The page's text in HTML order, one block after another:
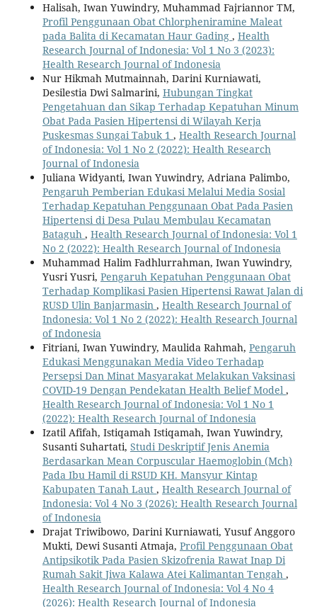
Halisah, Iwan Yuwindry, Muhammad Fajriannor TM,
Profil Penggunaan Obat Chlorpheniramine Maleat
pada Balita di Kecamatan Haur Gading , Health
Research Journal of Indonesia: Vol 1 No 3 (2023):
Health Research Journal of Indonesia
Nur Hikmah Mutmainnah, Darini Kurniawati,
Desilestia Dwi Salmarini, Hubungan Tingkat
Pengetahuan dan Sikap Terhadap Kepatuhan Minum
Obat Pada Pasien Hipertensi di Wilayah Kerja
Puskesmas Sungai Tabuk 1 , Health Research Journal
of Indonesia: Vol 1 No 2 (2022): Health Research
Journal of Indonesia
Juliana Widyanti, Iwan Yuwindry, Adriana Palimbo,
Pengaruh Pemberian Edukasi Melalui Media Sosial
Terhadap Kepatuhan Penggunaan Obat Pada Pasien
Hipertensi di Desa Pulau Membulau Kecamatan
Bataguh , Health Research Journal of Indonesia: Vol 1
No 2 (2022): Health Research Journal of Indonesia
Muhammad Halim Fadhlurrahman, Iwan Yuwindry,
Yusri Yusri, Pengaruh Kepatuhan Penggunaan Obat
Terhadap Komplikasi Pasien Hipertensi Rawat Jalan di
RUSD Ulin Banjarmasin , Health Research Journal of
Indonesia: Vol 1 No 2 (2022): Health Research Journal
of Indonesia
Fitriani, Iwan Yuwindry, Maulida Rahmah, Pengaruh
Edukasi Menggunakan Media Video Terhadap
Persepsi Dan Minat Masyarakat Melakukan Vaksinasi
COVID-19 Dengan Pendekatan Health Belief Model ,
Health Research Journal of Indonesia: Vol 1 No 1
(2022): Health Research Journal of Indonesia
Izatil Afifah, Istiqamah Istiqamah, Iwan Yuwindry,
Susanti Suhartati, Studi Deskriptif Jenis Anemia
Berdasarkan Mean Corpuscular Haemoglobin (Mch)
Pada Ibu Hamil di RSUD KH. Mansyur Kintap
Kabupaten Tanah Laut , Health Research Journal of
Indonesia: Vol 4 No 3 (2026): Health Research Journal
of Indonesia
Drajat Triwibowo, Darini Kurniawati, Yusuf Anggoro
Mukti, Dewi Susanti Atmaja, Profil Penggunaan Obat
Antipsikotik Pada Pasien Skizofrenia Rawat Inap Di
Rumah Sakit Jiwa Kalawa Atei Kalimantan Tengah ,
Health Research Journal of Indonesia: Vol 4 No 4
(2026): Health Research Journal of Indonesia